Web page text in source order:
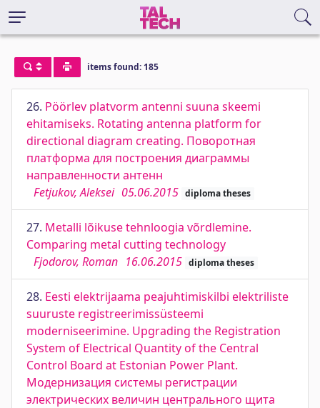
items found: 185
26. Pöörlev platvorm antenni suuna skeemi
ehitamiseks. Rotating antenna platform for
directional diagram creating. Поворотная
платформа для построения диаграммы
направленности антенн
Fetjukov, Aleksei 05.06.2015 diploma theses
27. Metalli lõikuse tehnloogia võrdlemine.
Comparing metal cutting technology
Fjodorov, Roman 16.06.2015 diploma theses
28. Eesti elektrijaama peajuhtimiskilbi elektriliste
suuruste registreerimissüsteemi
moderniseerimine. Upgrading the Registration
System of Electrical Quantity of the Central
Control Board at Estonian Power Plant.
Модернизация системы регистрации
электрических величин центрального щита